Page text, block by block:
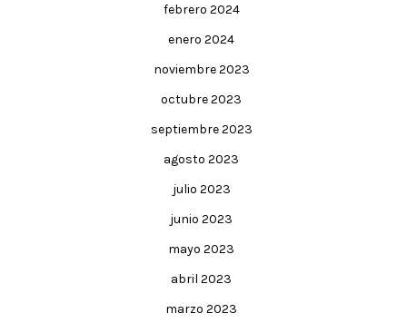
febrero 2024
enero 2024
noviembre 2023
octubre 2023
septiembre 2023
agosto 2023
julio 2023
junio 2023
mayo 2023
abril 2023
marzo 2023